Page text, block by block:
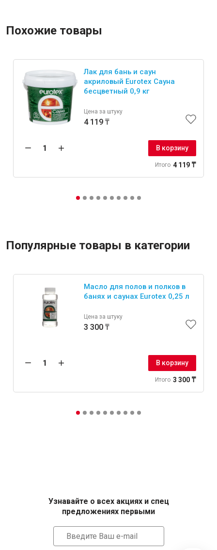
Похожие товары
Лак для бань и саун
акриловый Eurotex Сауна
бесцветный 0,9 кг
Цена за штуку
4 119 ₸
В корзину
Итого 4 119 ₸
Популярные товары в категории
Масло для полов и полков в
банях и саунах Eurotex 0,25 л
Цена за штуку
3 300 ₸
В корзину
Итого 3 300 ₸
Узнавайте о всех акциях и спец
предложениях первыми